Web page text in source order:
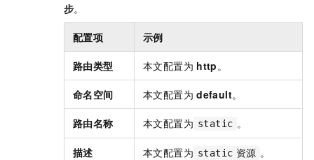
步。
配置项 示例
路由类型 本文配置为 http 。
命名空间 本文配置为 default。
路由名称 本文配置为 static 。
描述 本文配置为 static 资源 。